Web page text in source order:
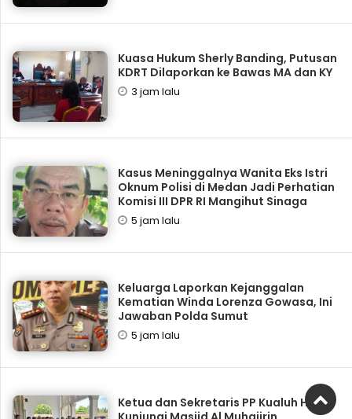
Kuasa Hukum Sherly Banding, Putusan
KDRT Dilaporkan ke Bawas MA dan KY
3 jam lalu
Kasus Meninggalnya Wanita Eks Istri
Oknum Polisi di Medan Jadi Perhatian
Komisi III DPR RI Mangihut Sinaga
5 jam lalu
Keluarga Laporkan Kejanggalan
Kematian Winda Lorenza Gowasa, Ini
Jawaban Polda Sumut
5 jam lalu
Ketua dan Sekretaris PP Kualuh Hulu